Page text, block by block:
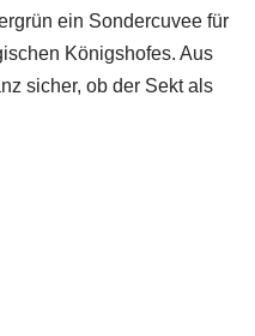
ein Sondercuvee für
Königshofes. Aus
sicher, ob der Sekt als